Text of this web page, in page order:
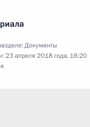
Документы
23 апреля 2018 года, 16:20